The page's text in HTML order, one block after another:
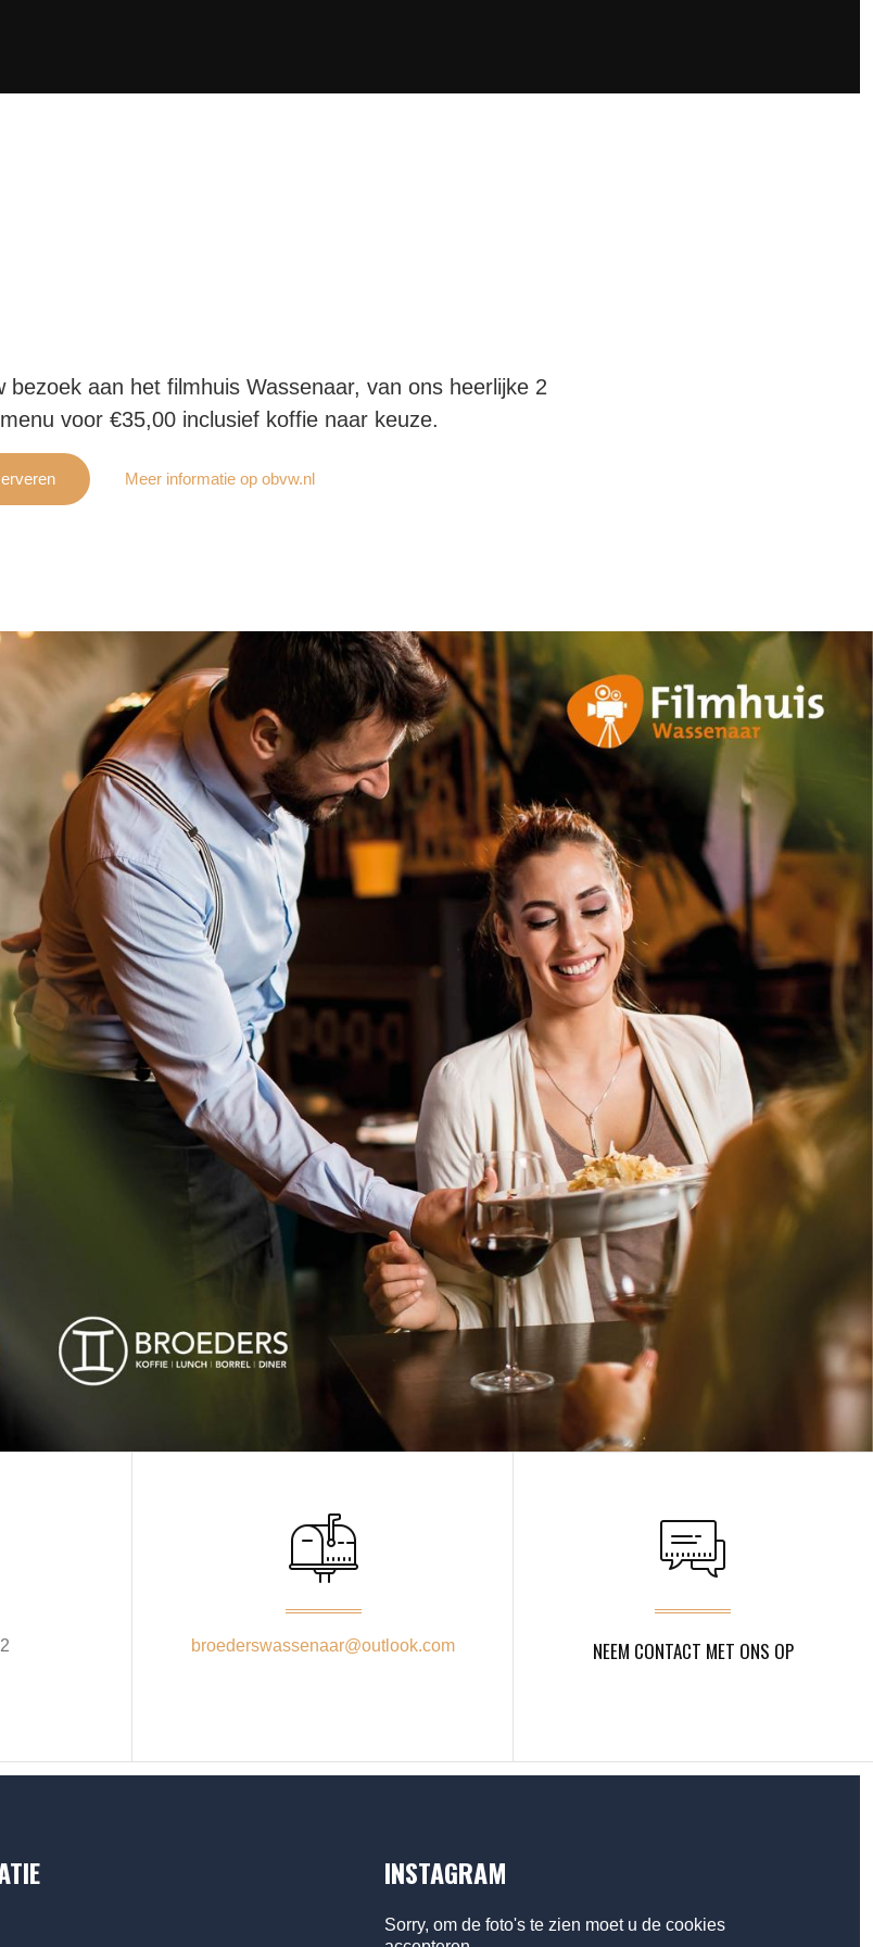
bezoek aan het filmhuis Wassenaar, van ons heerlijke 2
voor €35,00 inclusief koffie naar keuze.
Meer informatie op obvw.nl
broederswassenaar@outlook.com NEEM CONTACT MET ONS OP
INSTAGRAM
Sorry, om de foto's te zien moet u de cookies